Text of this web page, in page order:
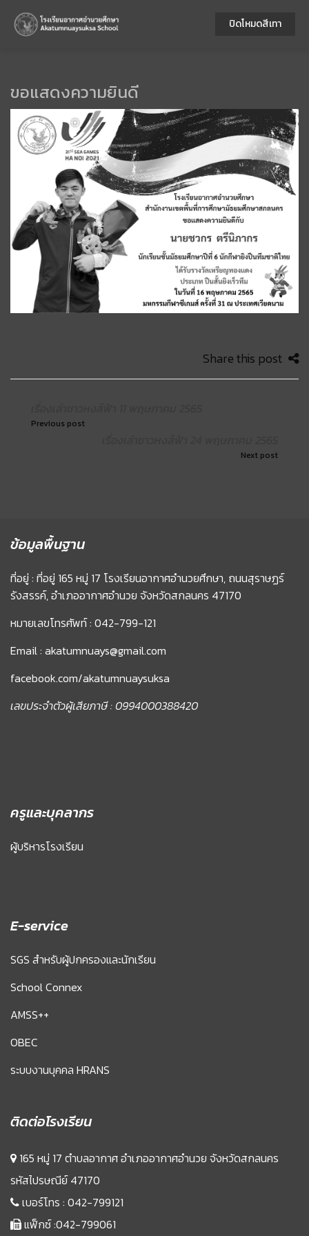
ขอแสดงความยินดี
Share this post
Previous post
Next post
ข้อมูลพื้นฐาน
ที่อยู่ : ที่อยู่ 165 หมู่ 17 โรงเรียนอากาศอำนวยศึกษา, ถนนสุราษฏร์
รังสรรค์, อำเภออากาศอำนวย จังหวัดสกลนคร 47170
หมายเลขโทรศัพท์ : 042-799-121
Email : akatumnuays@gmail.com
facebook.com/akatumnuaysuksa
เลขประจำตัวผู้เสียภาษี : 0994000388420
ครูและบุคลากร
ผู้บริหารโรงเรียน
E-service
SGS สำหรับผู้ปกครองและนักเรียน
School Connex
AMSS++
OBEC
ระบบงานบุคคล HRANS
ติดต่อโรงเรียน
165 หมู่ 17 ตำบลอากาศ อำเภออากาศอำนวย จังหวัดสกลนคร
รหัสไปรษณีย์ 47170
เบอร์โทร : 042-799121
แฟ็กซ์ :042-799061
ปิดโหมดสีเทา